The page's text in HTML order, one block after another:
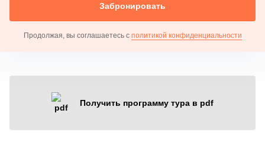
Забронировать
Продолжая, вы соглашаетесь с политикой конфиденциальности
Получить программу тура в pdf